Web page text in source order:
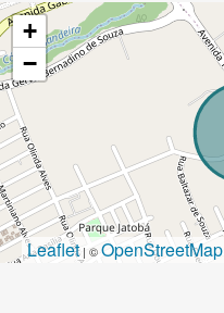
+
−
Leaflet| ©OpenStreetMap